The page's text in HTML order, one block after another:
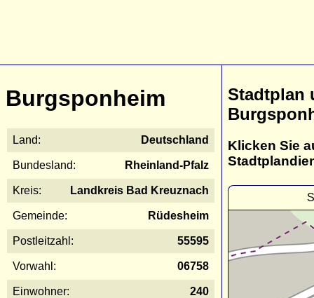
Burgsponheim
Land: Deutschland
Bundesland: Rheinland-Pfalz
Kreis: Landkreis Bad Kreuznach
Gemeinde: Rüdesheim
Postleitzahl: 55595
Vorwahl: 06758
Einwohner: 240
Stadtplan
Klicken Sie